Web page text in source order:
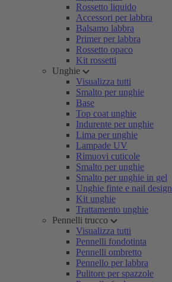
Rossetto liquido
Accessori per labbra
Balsamo labbra
Primer per labbra
Rossetto opaco
Kit rossetti
Unghie
Visualizza tutti
Smalto per unghie
Base
Top coat unghie
Indurente per unghie
Lima per unghie
Lampade UV
Rimuovi cuticole
Smalto per unghie
Smalto per unghie in gel
Unghie finte e nail design
Kit unghie
Trattamento unghie
Pennelli trucco
Visualizza tutti
Pennelli fondotinta
Pennelli ombretto
Pennello per labbra
Pulitore per spazzole